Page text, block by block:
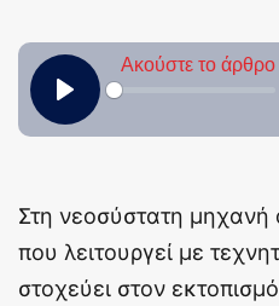
Στη νεοσύστατη
που λειτουργεί με
στοχεύει στον